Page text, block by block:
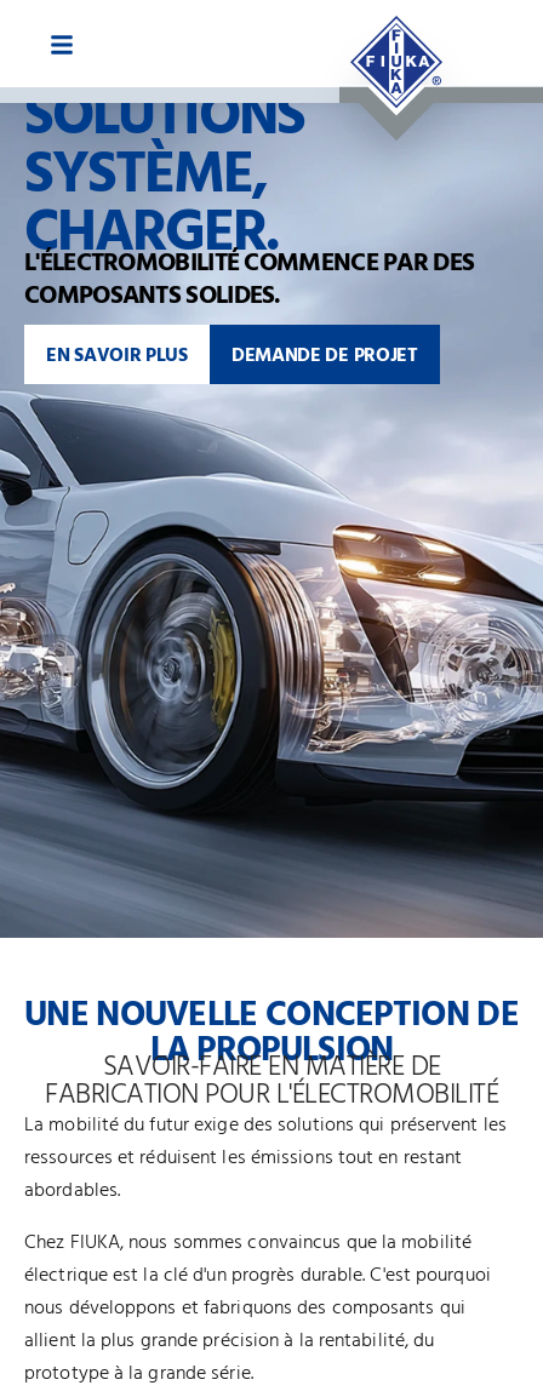
SOLUTIONS
SYSTÈME,
CHARGER.
L'ÉLECTROMOBILITÉ COMMENCE PAR DES
COMPOSANTS SOLIDES.
EN SAVOIR PLUS DEMANDE DE PROJET
UNE NOUVELLE CONCEPTION DE
LA PROPULSION
SAVOIR-FAIRE EN MATIÈRE DE
FABRICATION POUR L'ÉLECTROMOBILITÉ
La mobilité du futur exige des solutions qui préservent les
ressources et réduisent les émissions tout en restant
abordables.
Chez FIUKA, nous sommes convaincus que la mobilité
électrique est la clé d'un progrès durable. C'est pourquoi
nous développons et fabriquons des composants qui
allient la plus grande précision à la rentabilité, du
prototype à la grande série.